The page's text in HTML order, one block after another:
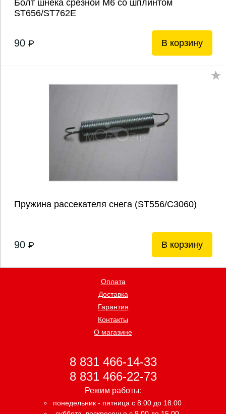
Болт шнека срезной М6 со шплинтом
ST656/ST762E
90 P В корзину
Пружина рассекателя снега (ST556/С3060)
90 P В корзину
Оплата
Доставка
Гарантия
Контакты
О магазине
8 831 466-14-33
8 831 466-22-73
Режим работы:
понедельник - пятница с 8.00 до 18.00